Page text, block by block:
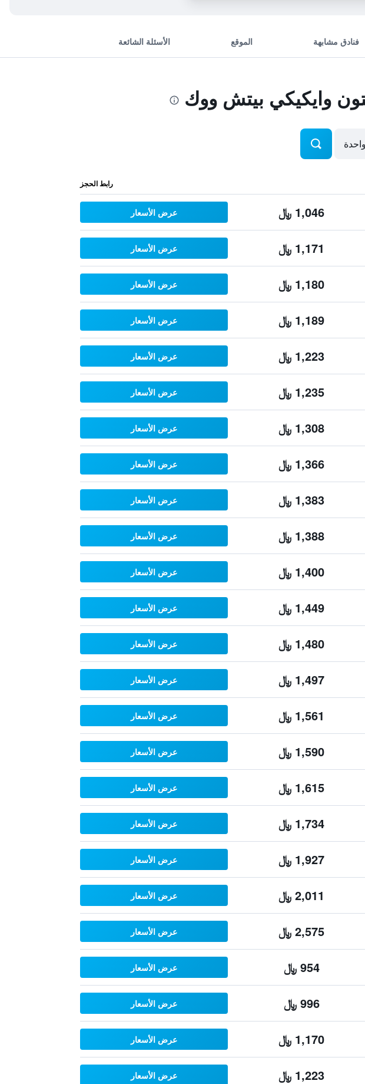
فنادق مشابهة الموقع الأسئلة الشائعة
وايكيكي بيتش ووك
رابط الحجز
1,046 ﷼ عرض الأسعار
1,171 ﷼ عرض الأسعار
1,180 ﷼ عرض الأسعار
1,189 ﷼ عرض الأسعار
1,223 ﷼ عرض الأسعار
1,235 ﷼ عرض الأسعار
1,308 ﷼ عرض الأسعار
1,366 ﷼ عرض الأسعار
1,383 ﷼ عرض الأسعار
1,388 ﷼ عرض الأسعار
1,400 ﷼ عرض الأسعار
1,449 ﷼ عرض الأسعار
1,480 ﷼ عرض الأسعار
1,497 ﷼ عرض الأسعار
1,561 ﷼ عرض الأسعار
1,590 ﷼ عرض الأسعار
1,615 ﷼ عرض الأسعار
1,734 ﷼ عرض الأسعار
1,927 ﷼ عرض الأسعار
2,011 ﷼ عرض الأسعار
2,575 ﷼ عرض الأسعار
954 ﷼ عرض الأسعار
996 ﷼ عرض الأسعار
1,170 ﷼ عرض الأسعار
1,223 ﷼ عرض الأسعار